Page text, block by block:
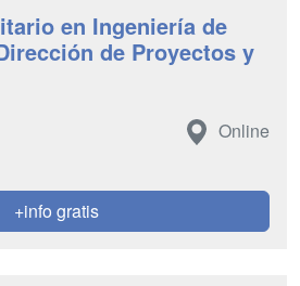
en Ingeniería de
de Proyectos y
Online
+info gratis